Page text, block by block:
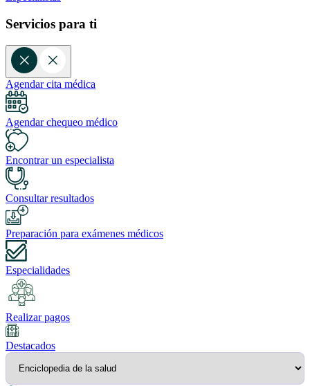
Servicios para ti
Agendar cita médica
Agendar chequeo médico
Encontrar un especialista
Consultar resultados
Preparación para exámenes médicos
Especialidades
Realizar pagos
Destacados